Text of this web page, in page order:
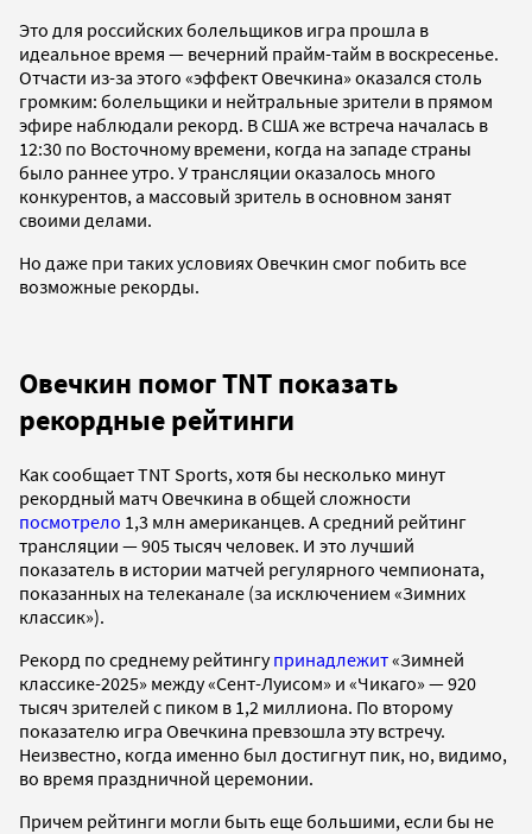
Это для российских болельщиков игра прошла в
идеальное время — вечерний прайм-тайм в воскресенье.
Отчасти из-за этого «эффект Овечкина» оказался столь
громким: болельщики и нейтральные зрители в прямом
эфире наблюдали рекорд. В США же встреча началась в
12:30 по Восточному времени, когда на западе страны
было раннее утро. У трансляции оказалось много
конкурентов, а массовый зритель в основном занят
своими делами.
Но даже при таких условиях Овечкин смог побить все
возможные рекорды.
Овечкин помог TNT показать
рекордные рейтинги
Как сообщает TNT Sports, хотя бы несколько минут
рекордный матч Овечкина в общей сложности
посмотрело 1,3 млн американцев. А средний рейтинг
трансляции — 905 тысяч человек. И это лучший
показатель в истории матчей регулярного чемпионата,
показанных на телеканале (за исключением «Зимних
классик»).
Рекорд по среднему рейтингупринадлежит«Зимней
классике-2025» между «Сент-Луисом» и «Чикаго» — 920
тысяч зрителей с пиком в 1,2 миллиона. По второму
показателю игра Овечкина превзошла эту встречу.
Неизвестно, когда именно был достигнут пик, но, видимо,
во время праздничной церемонии.
Причем рейтинги могли быть еще большими, если бы не